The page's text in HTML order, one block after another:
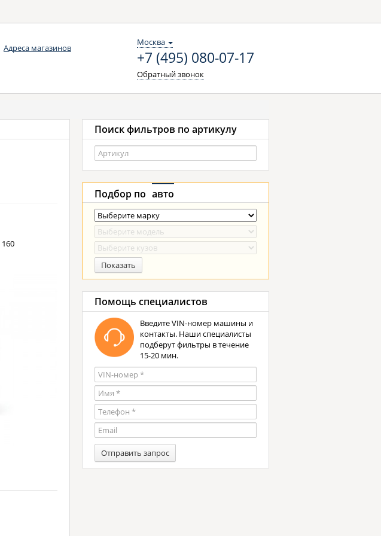
Адреса магазинов
Москва
+7 (495) 080-07-17
Обратный звонок
160
Поиск фильтров по артикулу
Подбор по авто
Показать
Помощь специалистов
Введите VIN-номер машины и
контакты. Наши специалисты
подберут фильтры в течение
15-20 мин.
Отправить запрос